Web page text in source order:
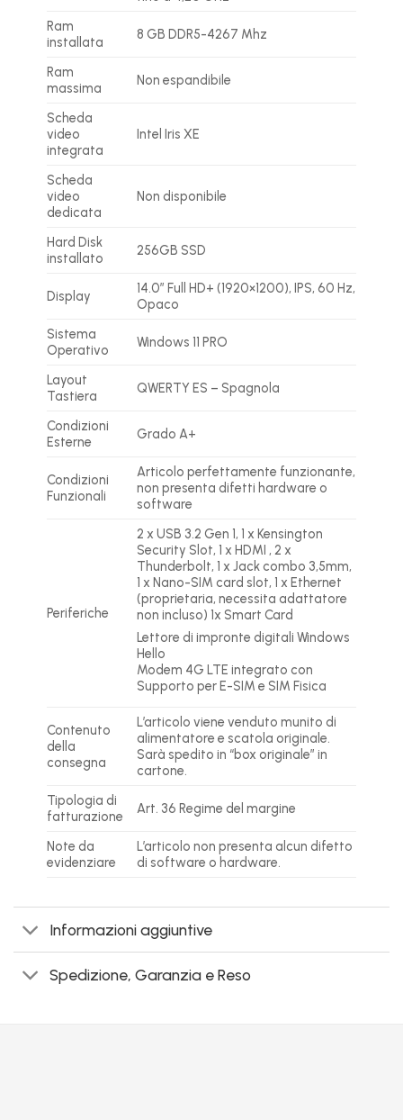
Ram
installata
8 GB DDR5-4267 Mhz
Ram
massima
Non espandibile
Scheda
video
integrata
Intel Iris XE
Scheda
video
dedicata
Non disponibile
Hard Disk
installato
256GB SSD
Display
14.0″ Full HD+ (1920×1200), IPS, 60 Hz,
Opaco
Sistema
Operativo
Windows 11 PRO
Layout
Tastiera
QWERTY ES – Spagnola
Condizioni
Esterne
Grado A+
Condizioni
Funzionali
Articolo perfettamente funzionante,
non presenta difetti hardware o
software
Periferiche
2 x USB 3.2 Gen 1, 1 x Kensington
Security Slot, 1 x HDMI , 2 x
Thunderbolt, 1 x Jack combo 3,5mm,
1 x Nano-SIM card slot, 1 x Ethernet
(proprietaria, necessita adattatore
non incluso) 1x Smart Card
Lettore di impronte digitali Windows
Hello
Modem 4G LTE integrato con
Supporto per E-SIM e SIM Fisica
Contenuto
della
consegna
L’articolo viene venduto munito di
alimentatore e scatola originale.
Sarà spedito in “box originale” in
cartone.
Tipologia di
fatturazione
Art. 36 Regime del margine
Note da
evidenziare
L’articolo non presenta alcun difetto
di software o hardware.
Informazioni aggiuntive
Spedizione, Garanzia e Reso